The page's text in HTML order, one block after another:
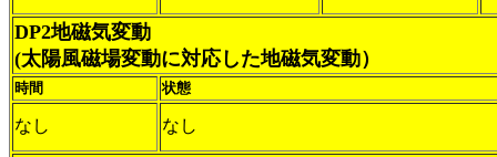
DP2地磁気変動
(太陽風磁場変動に対応した地磁気変動）
時間 状態
なし なし